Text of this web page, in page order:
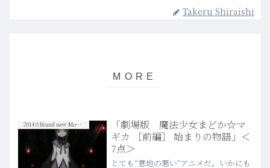
Takeru Shiraishi
2014☆Brand new Movies
「劇場版 魔法少女まどか☆マ
ギカ ［前編］ 始まりの物語」＜
7点＞
とても“意地の悪い”アニメだ。いかにも